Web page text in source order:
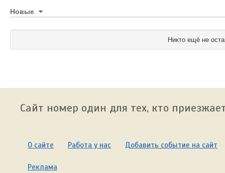
Новые
Никто ещё не
Сайт номер один для тех, кто
О сайте Работа у нас Добавить событие на сайт
Реклама